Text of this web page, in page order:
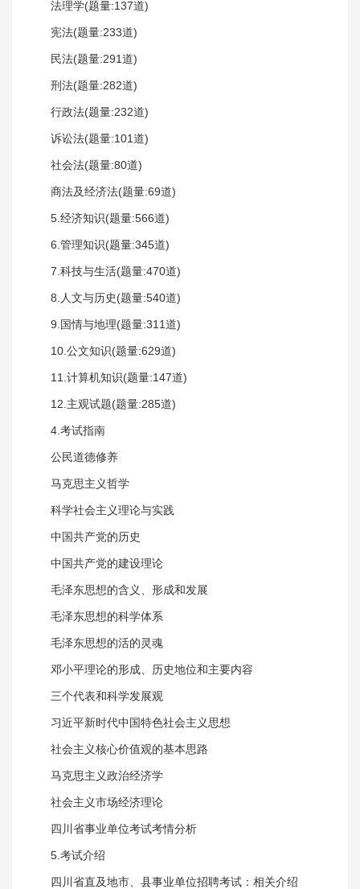
法理学(题量:137道)
宪法(题量:233道)
民法(题量:291道)
刑法(题量:282道)
行政法(题量:232道)
诉讼法(题量:101道)
社会法(题量:80道)
商法及经济法(题量:69道)
5.经济知识(题量:566道)
6.管理知识(题量:345道)
7.科技与生活(题量:470道)
8.人文与历史(题量:540道)
9.国情与地理(题量:311道)
10.公文知识(题量:629道)
11.计算机知识(题量:147道)
12.主观试题(题量:285道)
4.考试指南
公民道德修养
马克思主义哲学
科学社会主义理论与实践
中国共产党的历史
中国共产党的建设理论
毛泽东思想的含义、形成和发展
毛泽东思想的科学体系
毛泽东思想的活的灵魂
邓小平理论的形成、历史地位和主要内容
三个代表和科学发展观
习近平新时代中国特色社会主义思想
社会主义核心价值观的基本思路
马克思主义政治经济学
社会主义市场经济理论
四川省事业单位考试考情分析
5.考试介绍
四川省直及地市、县事业单位招聘考试：相关介绍